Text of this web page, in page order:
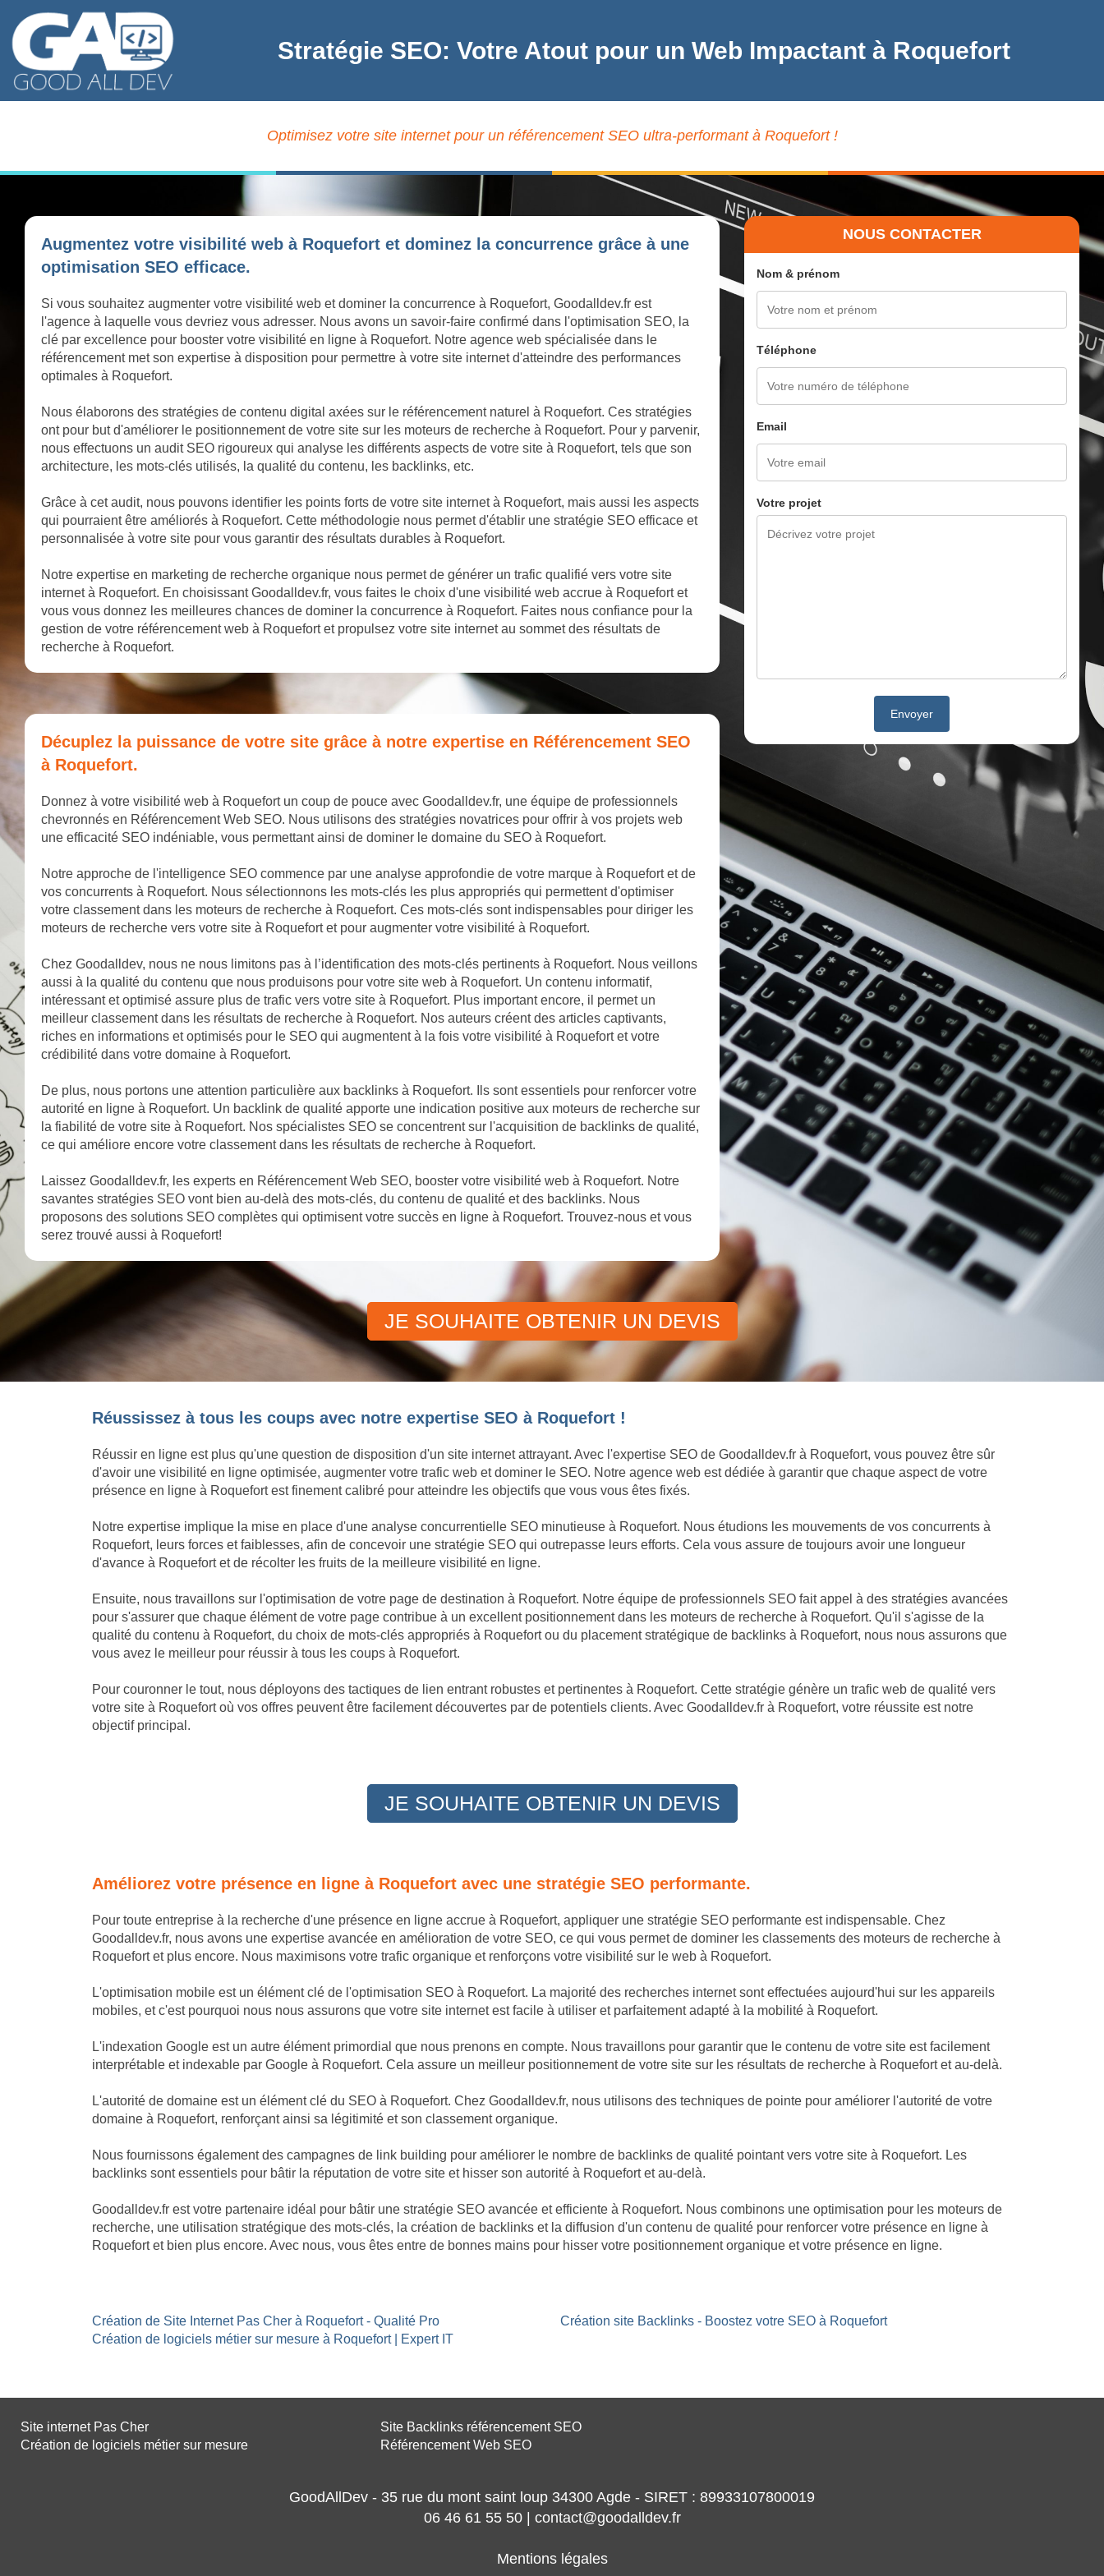
Stratégie SEO: Votre Atout pour un Web Impactant à Roquefort
Optimisez votre site internet pour un référencement SEO ultra-performant à Roquefort !
Augmentez votre visibilité web à Roquefort et dominez la concurrence grâce à une
optimisation SEO efficace.
Si vous souhaitez augmenter votre visibilité web et dominer la concurrence à Roquefort, Goodalldev.fr est
l'agence à laquelle vous devriez vous adresser. Nous avons un savoir-faire confirmé dans l'optimisation SEO, la
clé par excellence pour booster votre visibilité en ligne à Roquefort. Notre agence web spécialisée dans le
référencement met son expertise à disposition pour permettre à votre site internet d'atteindre des performances
optimales à Roquefort.
Nous élaborons des stratégies de contenu digital axées sur le référencement naturel à Roquefort. Ces stratégies
ont pour but d'améliorer le positionnement de votre site sur les moteurs de recherche à Roquefort. Pour y parvenir,
nous effectuons un audit SEO rigoureux qui analyse les différents aspects de votre site à Roquefort, tels que son
architecture, les mots-clés utilisés, la qualité du contenu, les backlinks, etc.
Grâce à cet audit, nous pouvons identifier les points forts de votre site internet à Roquefort, mais aussi les aspects
qui pourraient être améliorés à Roquefort. Cette méthodologie nous permet d'établir une stratégie SEO efficace et
personnalisée à votre site pour vous garantir des résultats durables à Roquefort.
Notre expertise en marketing de recherche organique nous permet de générer un trafic qualifié vers votre site
internet à Roquefort. En choisissant Goodalldev.fr, vous faites le choix d'une visibilité web accrue à Roquefort et
vous vous donnez les meilleures chances de dominer la concurrence à Roquefort. Faites nous confiance pour la
gestion de votre référencement web à Roquefort et propulsez votre site internet au sommet des résultats de
recherche à Roquefort.
Décuplez la puissance de votre site grâce à notre expertise en Référencement SEO
à Roquefort.
Donnez à votre visibilité web à Roquefort un coup de pouce avec Goodalldev.fr, une équipe de professionnels
chevronnés en Référencement Web SEO. Nous utilisons des stratégies novatrices pour offrir à vos projets web
une efficacité SEO indéniable, vous permettant ainsi de dominer le domaine du SEO à Roquefort.
Notre approche de l'intelligence SEO commence par une analyse approfondie de votre marque à Roquefort et de
vos concurrents à Roquefort. Nous sélectionnons les mots-clés les plus appropriés qui permettent d'optimiser
votre classement dans les moteurs de recherche à Roquefort. Ces mots-clés sont indispensables pour diriger les
moteurs de recherche vers votre site à Roquefort et pour augmenter votre visibilité à Roquefort.
Chez Goodalldev, nous ne nous limitons pas à l’identification des mots-clés pertinents à Roquefort. Nous veillons
aussi à la qualité du contenu que nous produisons pour votre site web à Roquefort. Un contenu informatif,
intéressant et optimisé assure plus de trafic vers votre site à Roquefort. Plus important encore, il permet un
meilleur classement dans les résultats de recherche à Roquefort. Nos auteurs créent des articles captivants,
riches en informations et optimisés pour le SEO qui augmentent à la fois votre visibilité à Roquefort et votre
crédibilité dans votre domaine à Roquefort.
De plus, nous portons une attention particulière aux backlinks à Roquefort. Ils sont essentiels pour renforcer votre
autorité en ligne à Roquefort. Un backlink de qualité apporte une indication positive aux moteurs de recherche sur
la fiabilité de votre site à Roquefort. Nos spécialistes SEO se concentrent sur l'acquisition de backlinks de qualité,
ce qui améliore encore votre classement dans les résultats de recherche à Roquefort.
Laissez Goodalldev.fr, les experts en Référencement Web SEO, booster votre visibilité web à Roquefort. Notre
savantes stratégies SEO vont bien au-delà des mots-clés, du contenu de qualité et des backlinks. Nous
proposons des solutions SEO complètes qui optimisent votre succès en ligne à Roquefort. Trouvez-nous et vous
serez trouvé aussi à Roquefort!
NOUS CONTACTER
Nom & prénom
Téléphone
Email
Votre projet
JE SOUHAITE OBTENIR UN DEVIS
Réussissez à tous les coups avec notre expertise SEO à Roquefort !
Réussir en ligne est plus qu'une question de disposition d'un site internet attrayant. Avec l'expertise SEO de Goodalldev.fr à Roquefort, vous pouvez être sûr
d'avoir une visibilité en ligne optimisée, augmenter votre trafic web et dominer le SEO. Notre agence web est dédiée à garantir que chaque aspect de votre
présence en ligne à Roquefort est finement calibré pour atteindre les objectifs que vous vous êtes fixés.
Notre expertise implique la mise en place d'une analyse concurrentielle SEO minutieuse à Roquefort. Nous étudions les mouvements de vos concurrents à
Roquefort, leurs forces et faiblesses, afin de concevoir une stratégie SEO qui outrepasse leurs efforts. Cela vous assure de toujours avoir une longueur
d'avance à Roquefort et de récolter les fruits de la meilleure visibilité en ligne.
Ensuite, nous travaillons sur l'optimisation de votre page de destination à Roquefort. Notre équipe de professionnels SEO fait appel à des stratégies avancées
pour s'assurer que chaque élément de votre page contribue à un excellent positionnement dans les moteurs de recherche à Roquefort. Qu'il s'agisse de la
qualité du contenu à Roquefort, du choix de mots-clés appropriés à Roquefort ou du placement stratégique de backlinks à Roquefort, nous nous assurons que
vous avez le meilleur pour réussir à tous les coups à Roquefort.
Pour couronner le tout, nous déployons des tactiques de lien entrant robustes et pertinentes à Roquefort. Cette stratégie génère un trafic web de qualité vers
votre site à Roquefort où vos offres peuvent être facilement découvertes par de potentiels clients. Avec Goodalldev.fr à Roquefort, votre réussite est notre
objectif principal.
JE SOUHAITE OBTENIR UN DEVIS
Améliorez votre présence en ligne à Roquefort avec une stratégie SEO performante.
Pour toute entreprise à la recherche d'une présence en ligne accrue à Roquefort, appliquer une stratégie SEO performante est indispensable. Chez
Goodalldev.fr, nous avons une expertise avancée en amélioration de votre SEO, ce qui vous permet de dominer les classements des moteurs de recherche à
Roquefort et plus encore. Nous maximisons votre trafic organique et renforçons votre visibilité sur le web à Roquefort.
L'optimisation mobile est un élément clé de l'optimisation SEO à Roquefort. La majorité des recherches internet sont effectuées aujourd'hui sur les appareils
mobiles, et c'est pourquoi nous nous assurons que votre site internet est facile à utiliser et parfaitement adapté à la mobilité à Roquefort.
L'indexation Google est un autre élément primordial que nous prenons en compte. Nous travaillons pour garantir que le contenu de votre site est facilement
interprétable et indexable par Google à Roquefort. Cela assure un meilleur positionnement de votre site sur les résultats de recherche à Roquefort et au-delà.
L'autorité de domaine est un élément clé du SEO à Roquefort. Chez Goodalldev.fr, nous utilisons des techniques de pointe pour améliorer l'autorité de votre
domaine à Roquefort, renforçant ainsi sa légitimité et son classement organique.
Nous fournissons également des campagnes de link building pour améliorer le nombre de backlinks de qualité pointant vers votre site à Roquefort. Les
backlinks sont essentiels pour bâtir la réputation de votre site et hisser son autorité à Roquefort et au-delà.
Goodalldev.fr est votre partenaire idéal pour bâtir une stratégie SEO avancée et efficiente à Roquefort. Nous combinons une optimisation pour les moteurs de
recherche, une utilisation stratégique des mots-clés, la création de backlinks et la diffusion d'un contenu de qualité pour renforcer votre présence en ligne à
Roquefort et bien plus encore. Avec nous, vous êtes entre de bonnes mains pour hisser votre positionnement organique et votre présence en ligne.
Création de Site Internet Pas Cher à Roquefort - Qualité Pro
Création de logiciels métier sur mesure à Roquefort | Expert IT
Création site Backlinks - Boostez votre SEO à Roquefort
Site internet Pas Cher
Création de logiciels métier sur mesure
Site Backlinks référencement SEO
Référencement Web SEO
GoodAllDev - 35 rue du mont saint loup 34300 Agde - SIRET : 89933107800019
06 46 61 55 50 | contact@goodalldev.fr
Mentions légales